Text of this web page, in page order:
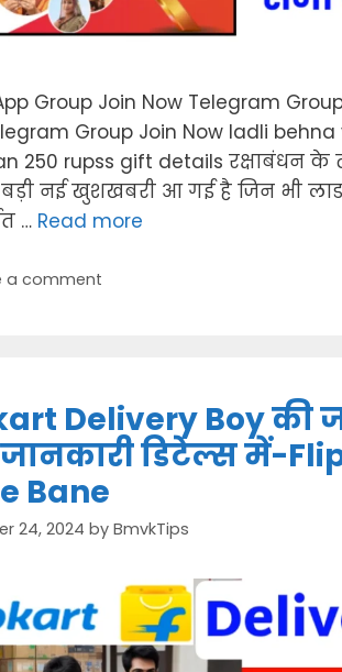
Group Join Now Telegram
Group Join Now ladli
250 rupss gift details रक्षाबंधन के
नई खुशखबरी आ गई है जिन भी
… Read more
a comment
Delivery Boy की
डिटेल्स में-
Bane
24, 2024 by BmvkTips